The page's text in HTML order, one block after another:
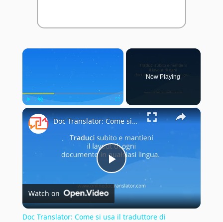
×
Play Unmute Fullscreen
Now Playing
×
Play
Video
Doc Translator: Come si usa il traduttore di documenti?
Watch on
Doc Translator: Come si usa il traduttore di